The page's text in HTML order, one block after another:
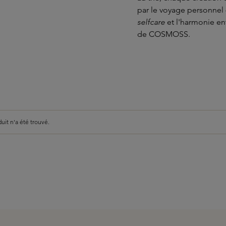
par le voyage
selfcare et l'harmonie
de COSMOSS.
n'a été trouvé.